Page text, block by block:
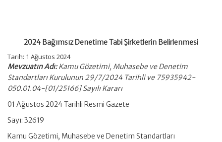
2024 Bağımsız Denetime Tabi Şirketlerin Belirlenmesi
Tarih: 1 Ağustos 2024
Mevzuatın Adı:Kamu Gözetimi, Muhasebe ve Denetim
Standartları Kurulunun 29/7/2024 Tarihli ve 75935942-
050.01.04-[01/25166] Sayılı Kararı
01 Ağustos 2024 Tarihli Resmi Gazete
Sayı: 32619
Kamu Gözetimi, Muhasebe ve Denetim Standartları